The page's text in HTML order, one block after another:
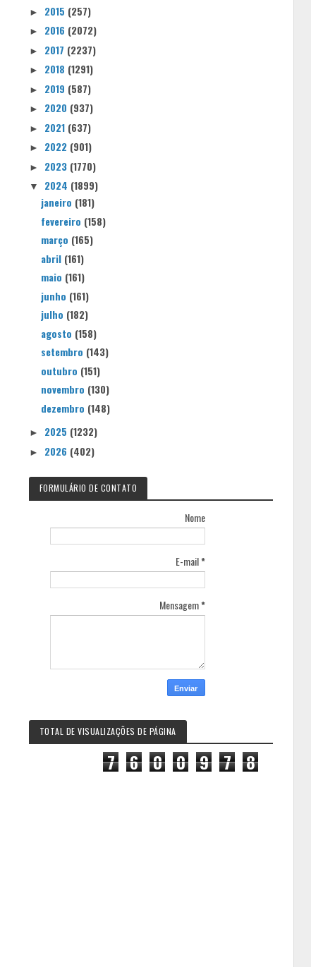
► 2015 (257)
► 2016 (2072)
► 2017 (2237)
► 2018 (1291)
► 2019 (587)
► 2020 (937)
► 2021 (637)
► 2022 (901)
► 2023 (1770)
▼ 2024 (1899)
janeiro (181)
fevereiro (158)
março (165)
abril (161)
maio (161)
junho (161)
julho (182)
agosto (158)
setembro (143)
outubro (151)
novembro (130)
dezembro (148)
► 2025 (1232)
► 2026 (402)
FORMULÁRIO DE CONTATO
Nome
E-mail*
Mensagem*
TOTAL DE VISUALIZAÇÕES DE PÁGINA
7 6 0 0 9 7 8